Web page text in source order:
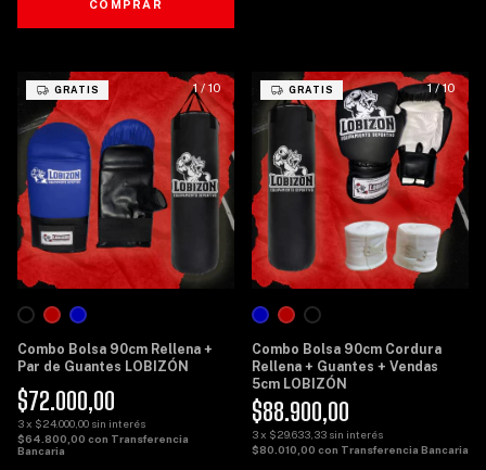
COMPRAR
1/ 10
GRATIS
Combo Bolsa 90cm Rellena +
Par de Guantes LOBIZÓN
$72.000,00
3x $24.000,00 sin interés
$64.800,00 con Transferencia
Bancaria
1/10
GRATIS
Combo Bolsa 90cm Cordura
Rellena + Guantes + Vendas
5cm LOBIZÓN
$88.900,00
3x $29.633,33 sin interés
$80.010,00 con Transferencia Bancaria